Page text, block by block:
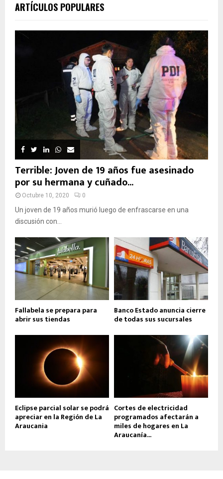
ARTÍCULOS POPULARES
Terrible: Joven de 19 años fue asesinado
por su hermana y cuñado...
Octubre 10, 2020 0
Un joven de 19 años murió luego de enfrascarse en una
discusión con...
Fallabela se prepara para
abrir sus tiendas
Banco Estado anuncia cierre
de todas sus sucursales
Eclipse parcial solar se podrá
apreciar en la Región de La
Araucania
Cortes de electricidad
programados afectarán a
miles de hogares en La
Araucanía...